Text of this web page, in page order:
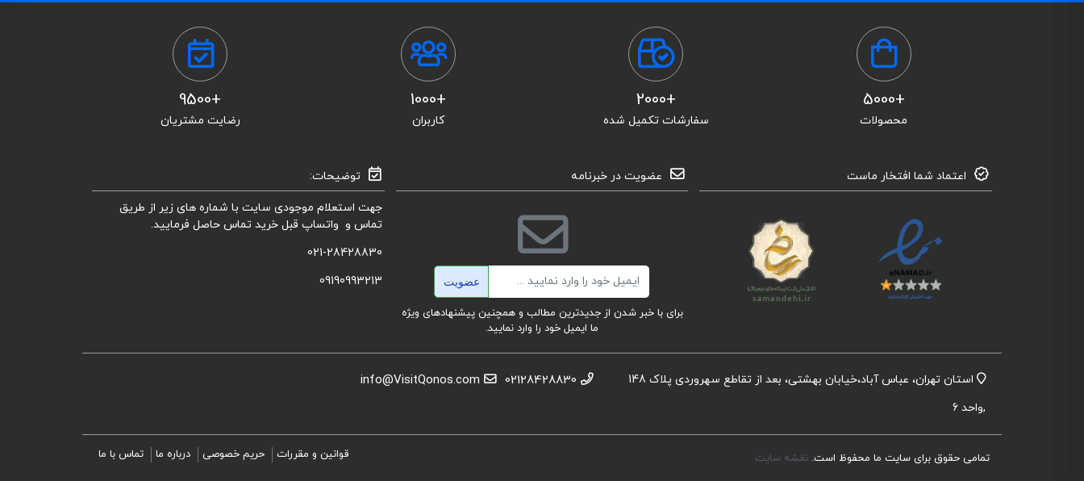
+5000
محصولات
+2000
سفارشات تکمیل شده
+1000
کاربران
+9500
رضایت مشتریان
اعتماد شما افتخار ماست عضویت در خبرنامه
ایمیل عضویت
برای با خبر شدن از جدیدترین مطالب و همچنین پیشنهادهای ویژه
ما ایمیل خود را وارد نمایید.
توضیحات:
جهت استعلام موجودی سایت با شماره های زیر از طریق
تماس و واتساپ قبل خرید تماس حاصل فرمایید.
021-28428830
09190993213
استان تهران، عباس آباد،خیابان بهشتی، بعد از تقاطع سهروردی پلاک 148
,واحد 6
02128428830
info@VisitQonos.com
تمامی حقوق برای سایت ما محفوظ است. نقشه سایت قوانین و مقررات حریم خصوصی درباره ما تماس با ما